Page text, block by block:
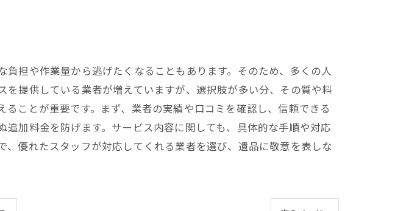
担や作業量から逃げたくなることもあります。そのため、多くの人
提供している業者が増えていますが、選択肢が多い分、その質や料
ことが重要です。まず、業者の実績や口コミを確認し、信頼できる
加料金を防げます。サービス内容に関しても、具体的な手順や対応
優れたスタッフが対応してくれる業者を選び、遺品に敬意を表しな